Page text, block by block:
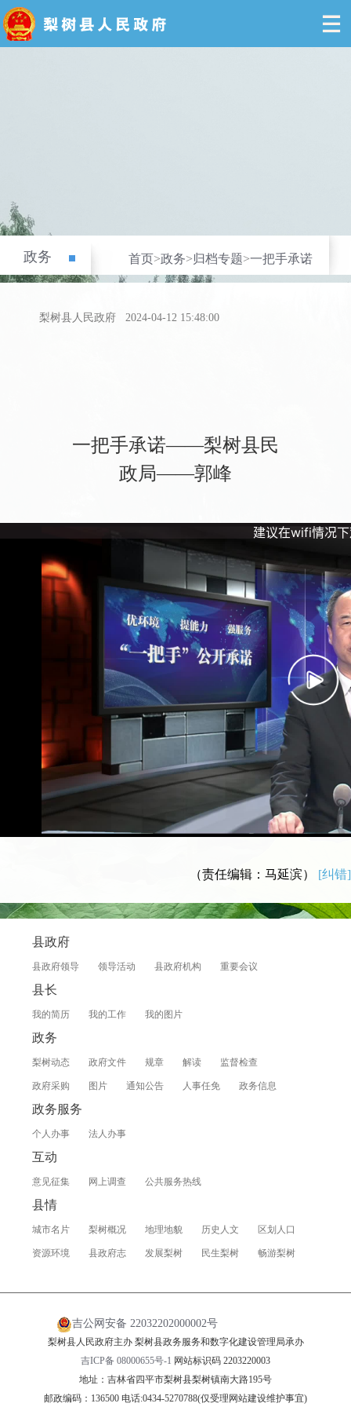
政务 首页>政务>归档专题>一把手承诺
梨树县人民政府 2024-04-12 15:48:00
一把手承诺——梨树县民
政局——郭峰
（责任编辑：马延滨） [纠错]
县政府
县政府领导 领导活动 县政府机构 重要会议
县长
我的简历 我的工作 我的图片
政务
梨树动态 政府文件 规章 解读 监督检查
政府采购 图片 通知公告 人事任免 政务信息
政务服务
个人办事 法人办事
互动
意见征集 网上调查 公共服务热线
县情
城市名片 梨树概况 地理地貌 历史人文 区划人口
资源环境 县政府志 发展梨树 民生梨树 畅游梨树
吉公网安备 22032202000002号
梨树县人民政府主办 梨树县政务服务和数字化建设管理局承办
吉ICP备 08000655号-1 网站标识码 2203220003
地址：吉林省四平市梨树县梨树镇南大路195号
邮政编码：136500 电话:0434-5270788(仅受理网站建设维护事宜)